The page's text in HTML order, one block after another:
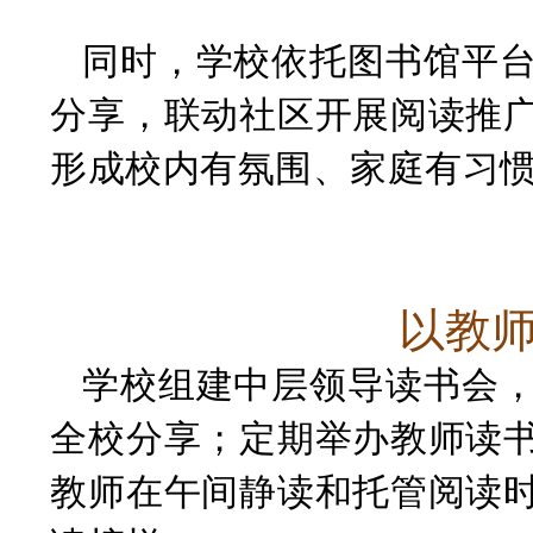
同时，学校依托图书馆平
分享，联动社区开展阅读推
形成校内有氛围、家庭有习
以教
学校组建中层领导读书会
全校分享；定期举办教师读
教师在午间静读和托管阅读